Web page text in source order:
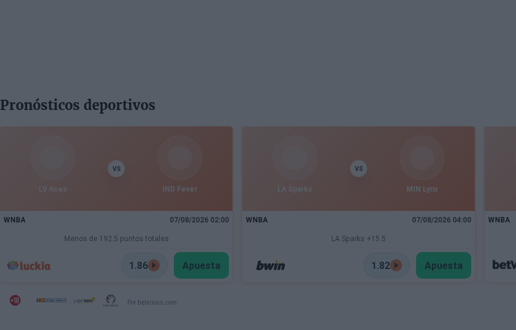
Pronósticos deportivos
LV Aces
VS
IND Fever
WNBA 07/08/2026 02:00
Menos de 192.5 puntos totales
1.86 Apuesta
LA Sparks
VS
MIN Lynx
WNBA 07/08/2026 04:00
LA Sparks +15.5
1.82 Apuesta
WNBA
Por beticious.com